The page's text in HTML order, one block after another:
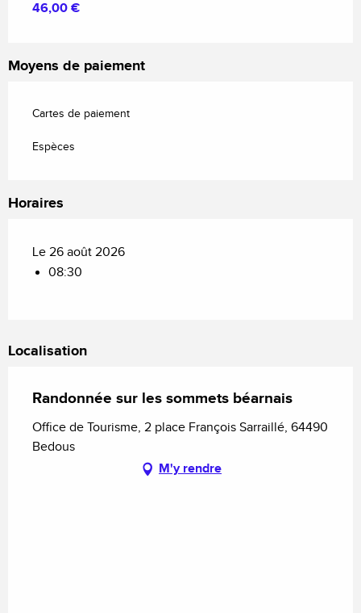
46,00 €
Moyens de paiement
Cartes de paiement
Espèces
Horaires
Le 26 août 2026
08:30
Localisation
Randonnée sur les sommets béarnais
Office de Tourisme, 2 place François Sarraillé, 64490
Bedous
M'y rendre